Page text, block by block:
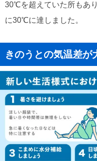
30℃を超えていた所もあ
に30℃に達しました。
きのうとの気温差